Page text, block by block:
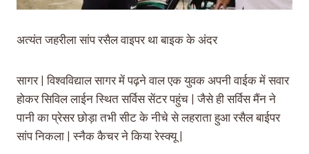
अत्यंत जहरीला सांप रसैल वाइपर था बाइक के अंदर
सागर | विश्वविद्याल सागर में पढ़ने वाल एक युवक अपनी वाईक में सवार
होकर सिविल लाईन स्थित सर्विस सेंटर पहुंच | जैसे ही सर्विस मैंन ने
पानी का प्रेसर छोड़ा तभी सीट के नीचे से लहराता हुआ रसैल बाईपर
सांप निकला | स्नैक कैचर ने किया रेस्क्यू |